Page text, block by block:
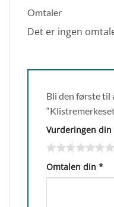
Omtaler
Det er ingen
Bli den første til
Vurderingen din
Omtalen din *